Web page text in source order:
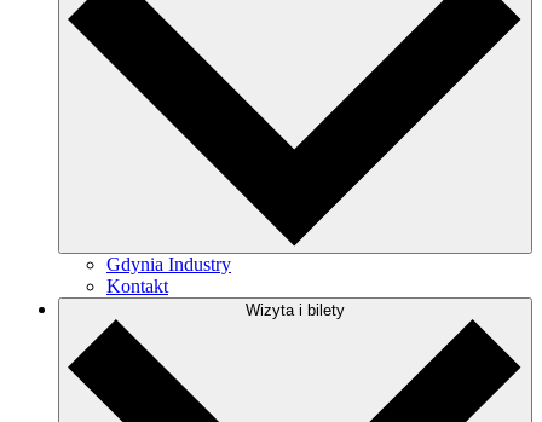
Gdynia Industry
Kontakt
Wizyta i bilety